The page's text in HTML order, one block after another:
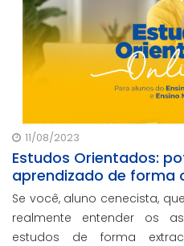
11/08/2023
Estudos Orientados:
aprendizado de forma
Se você, aluno cenecista,
realmente entender os
estudos de forma